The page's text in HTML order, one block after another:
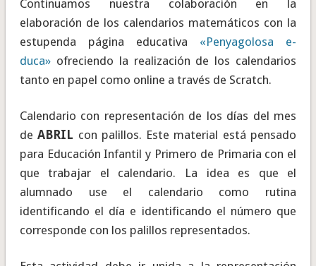
Continuamos nuestra colaboración en la
elaboración de los calendarios matemáticos con la
estupenda página educativa «Penyagolosa e-
duca»ofreciendo la realización de los calendarios
tanto en papel como online a través de Scratch.
Calendario con representación de los días del mes
deABRIL con palillos. Este material está pensado
para Educación Infantil y Primero de Primaria con el
que trabajar el calendario. La idea es que el
alumnado use el calendario como rutina
identificando el día e identificando el número que
corresponde con los palillos representados.